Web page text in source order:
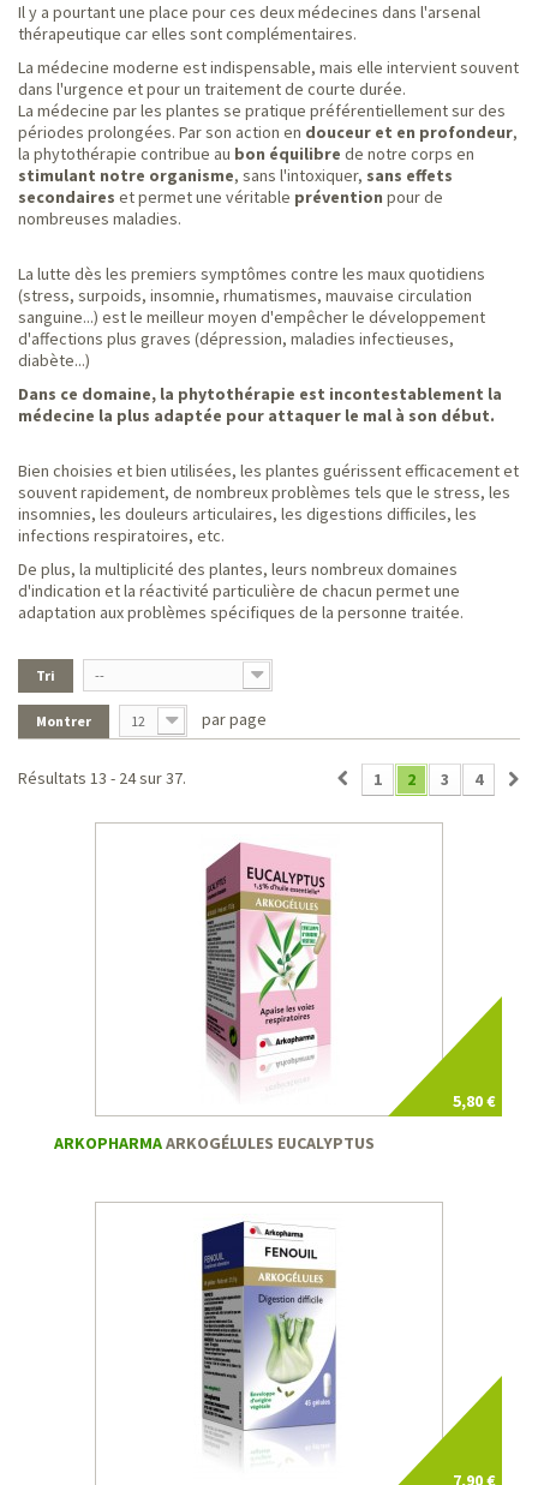
Il y a pourtant une place pour ces deux médecines dans l'arsenal
thérapeutique car elles sont complémentaires.
La médecine moderne est indispensable, mais elle intervient souvent
dans l'urgence et pour un traitement de courte durée.
La médecine par les plantes se pratique préférentiellement sur des
périodes prolongées. Par son action en douceur et en profondeur,
la phytothérapie contribue au bon équilibre de notre corps en
stimulant notre organisme, sans l'intoxiquer, sans effets
secondaires et permet une véritable prévention pour de
nombreuses maladies.
La lutte dès les premiers symptômes contre les maux quotidiens
(stress, surpoids, insomnie, rhumatismes, mauvaise circulation
sanguine...) est le meilleur moyen d'empêcher le développement
d'affections plus graves (dépression, maladies infectieuses,
diabète...)
Dans ce domaine, la phytothérapie est incontestablement la
médecine la plus adaptée pour attaquer le mal à son début.
Bien choisies et bien utilisées, les plantes guérissent efficacement et
souvent rapidement, de nombreux problèmes tels que le stress, les
insomnies, les douleurs articulaires, les digestions difficiles, les
infections respiratoires, etc.
De plus, la multiplicité des plantes, leurs nombreux domaines
d'indication et la réactivité particulière de chacun permet une
adaptation aux problèmes spécifiques de la personne traitée.
Tri --
Montrer 12 par page
1 2 3 4
Résultats 13 - 24 sur 37.
5,80 €
ARKOPHARMAARKOGÉLULES EUCALYPTUS
7,90 €